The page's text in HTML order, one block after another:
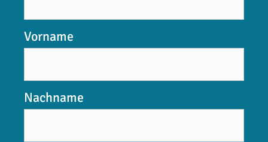
Vorname
Nachname